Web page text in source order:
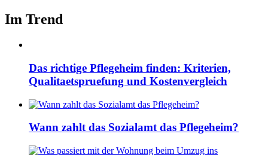
Im Trend
Das richtige Pflegeheim finden: Kriterien,
Qualitaetspruefung und Kostenvergleich
Wann zahlt das Sozialamt das Pflegeheim?